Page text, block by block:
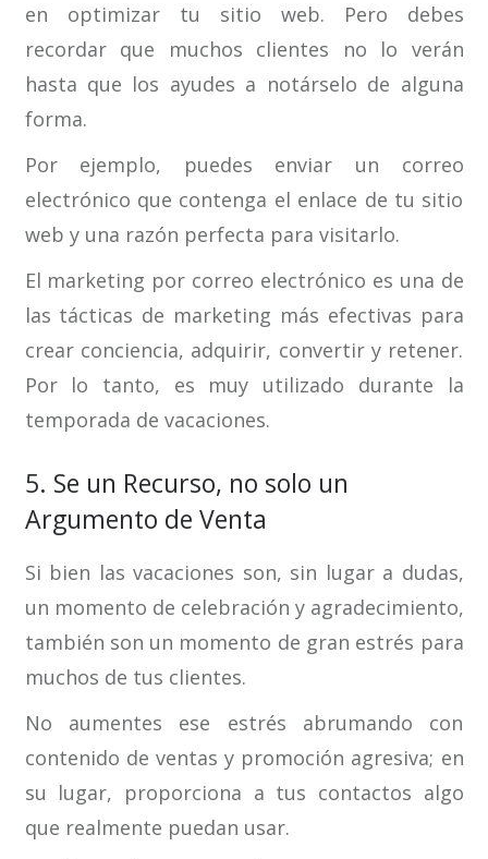
en optimizar tu sitio web. Pero debes
recordar que muchos clientes no lo verán
hasta que los ayudes a notárselo de alguna
forma.
Por ejemplo, puedes enviar un correo
electrónico que contenga el enlace de tu sitio
web y una razón perfecta para visitarlo.
El marketing por correo electrónico es una de
las tácticas de marketing más efectivas para
crear conciencia, adquirir, convertir y retener.
Por lo tanto, es muy utilizado durante la
temporada de vacaciones.
5. Se un Recurso, no solo un
Argumento de Venta
Si bien las vacaciones son, sin lugar a dudas,
un momento de celebración y agradecimiento,
también son un momento de gran estrés para
muchos de tus clientes.
No aumentes ese estrés abrumando con
contenido de ventas y promoción agresiva; en
su lugar, proporciona a tus contactos algo
que realmente puedan usar.